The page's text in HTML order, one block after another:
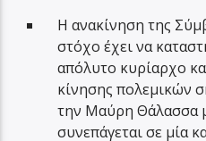
Η ανακίνηση της
στόχο έχει να
απόλυτο κυρίαρχο
κίνησης πολεμικών
την Μαύρη Θάλασσα
συνεπάγεται σε μία